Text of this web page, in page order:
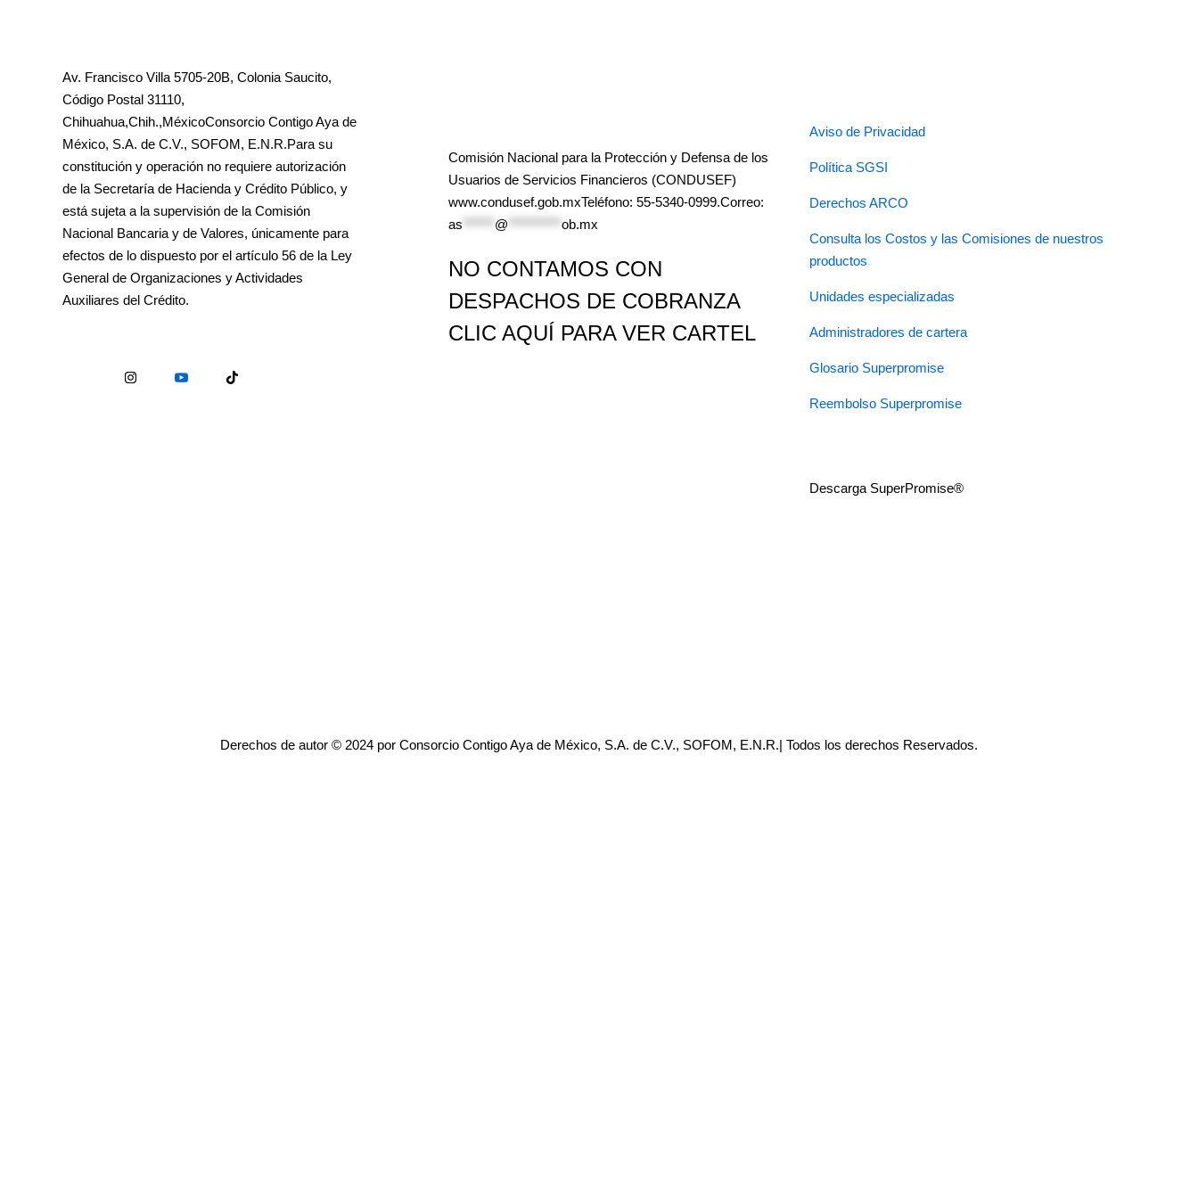
Av. Francisco Villa 5705-20B, Colonia Saucito,
Código Postal 31110,
Chihuahua,Chih.,MéxicoConsorcio Contigo Aya de
México, S.A. de C.V., SOFOM, E.N.R.Para su
constitución y operación no requiere autorización
de la Secretaría de Hacienda y Crédito Público, y
está sujeta a la supervisión de la Comisión
Nacional Bancaria y de Valores, únicamente para
efectos de lo dispuesto por el artículo 56 de la Ley
General de Organizaciones y Actividades
Auxiliares del Crédito.
Comisión Nacional para la Protección y Defensa de los
Usuarios de Servicios Financieros (CONDUSEF)
www.condusef.gob.mxTeléfono: 55-5340-0999.Correo:
as
@ ob.mx
NO CONTAMOS CON
DESPACHOS DE COBRANZA
CLIC AQUÍ PARA VER CARTEL
Aviso de Privacidad
Política SGSI
Derechos ARCO
Consulta los Costos y las Comisiones de nuestros
productos
Unidades especializadas
Administradores de cartera
Glosario Superpromise
Reembolso Superpromise
Descarga SuperPromise®
Derechos de autor © 2024 por Consorcio Contigo Aya de México, S.A. de C.V., SOFOM, E.N.R.| Todos los derechos Reservados.